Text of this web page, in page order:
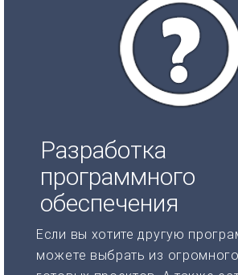
Разработка
программного
обеспечения
Если вы хотите другую
можете выбрать из